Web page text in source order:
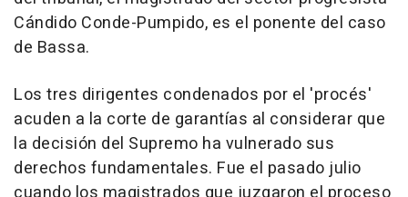
Cándido Conde-Pumpido, es el ponente del caso
de Bassa.
Los tres dirigentes condenados por el 'procés'
acuden a la corte de garantías al considerar que
la decisión del Supremo ha vulnerado sus
derechos fundamentales. Fue el pasado julio